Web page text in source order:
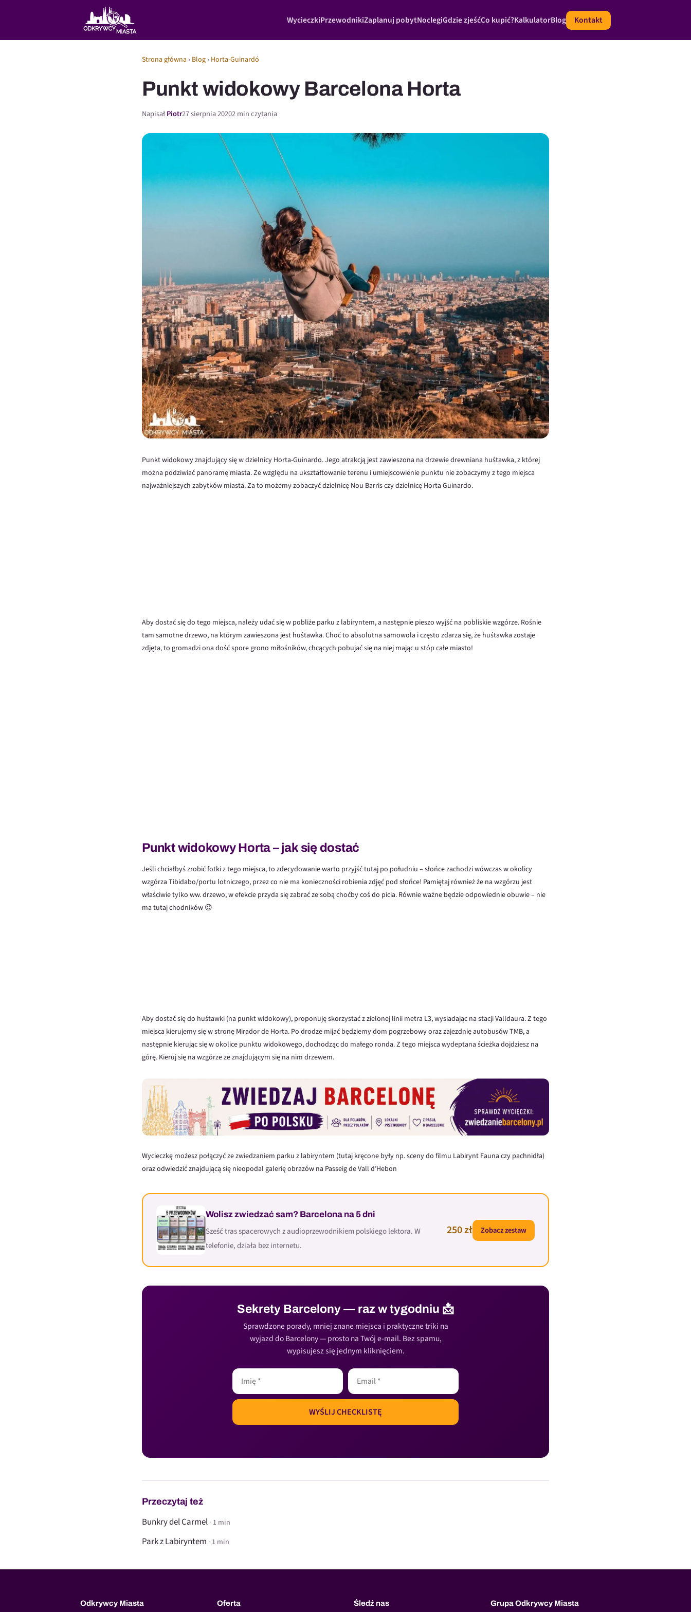
WycieczkiPrzewodnikiZaplanuj pobytNoclegiGdzie zjeśćCo kupić?KalkulatorBlog Kontakt
Strona główna › Blog › Horta-Guinardó
Punkt widokowy Barcelona Horta
NapisałPiotr27 sierpnia 20202 min czytania
Punkt widokowy znajdujący się w dzielnicy Horta-Guinardo. Jego atrakcją jest zawieszona na drzewie drewniana huśtawka, z której
można podziwiać panoramę miasta. Ze względu na ukształtowanie terenu i umiejscowienie punktu nie zobaczymy z tego miejsca
najważniejszych zabytków miasta. Za to możemy zobaczyć dzielnicę Nou Barris czy dzielnicę Horta Guinardo.
Aby dostać się do tego miejsca, należy udać się w pobliże parku z labiryntem, a następnie pieszo wyjść na pobliskie wzgórze. Rośnie
tam samotne drzewo, na którym zawieszona jest huśtawka. Choć to absolutna samowola i często zdarza się, że huśtawka zostaje
zdjęta, to gromadzi ona dość spore grono miłośników, chcących pobujać się na niej mając u stóp całe miasto!
Punkt widokowy Horta – jak się dostać
Jeśli chciałbyś zrobić fotki z tego miejsca, to zdecydowanie warto przyjść tutaj po południu – słońce zachodzi wówczas w okolicy
wzgórza Tibidabo/portu lotniczego, przez co nie ma konieczności robienia zdjęć pod słońce! Pamiętaj również że na wzgórzu jest
właściwie tylko ww. drzewo, w efekcie przyda się zabrać ze sobą choćby coś do picia. Równie ważne będzie odpowiednie obuwie – nie
ma tutaj chodników 😉
Aby dostać się do huśtawki (na punkt widokowy), proponuję skorzystać z zielonej linii metra L3, wysiadając na stacji Valldaura. Z tego
miejsca kierujemy się w stronę Mirador de Horta. Po drodze mijać będziemy dom pogrzebowy oraz zajezdnię autobusów TMB, a
następnie kierując się w okolice punktu widokowego, dochodząc do małego ronda. Z tego miejsca wydeptana ścieżka dojdziesz na
górę. Kieruj się na wzgórze ze znajdującym się na nim drzewem.
Wycieczkę możesz połączyć ze zwiedzaniem parku z labiryntem (tutaj kręcone były np. sceny do filmu Labirynt Fauna czy pachnidła)
oraz odwiedzić znajdującą się nieopodal galerię obrazów na Passeig de Vall d’Hebon
Wolisz zwiedzać sam? Barcelona na 5 dni
Sześć tras spacerowych z audioprzewodnikiem polskiego lektora. W
telefonie, działa bez internetu.
250 zł Zobacz zestaw
Sekrety Barcelony — raz w tygodniu 📩
Sprawdzone porady, mniej znane miejsca i praktyczne triki na
wyjazd do Barcelony — prosto na Twój e-mail. Bez spamu,
wypisujesz się jednym kliknięciem.
Przeczytaj też
Bunkry del Carmel · 1 min
Park z Labiryntem · 1 min
Odkrywcy Miasta Oferta Śledź nas Grupa Odkrywcy Miasta